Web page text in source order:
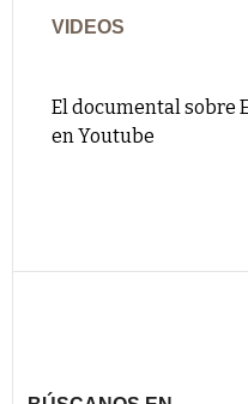
VIDEOS
El documental sobre
en Youtube